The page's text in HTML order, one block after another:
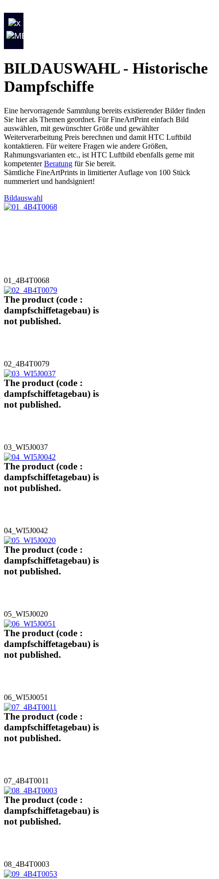
BILDAUSWAHL - Historische
Dampfschiffe
Eine hervorragende Sammlung bereits existierender Bilder finden
Sie hier als Themen geordnet. Für FineArtPrint einfach Bild
auswählen, mit gewünschter Größe und gewählter
Weiterverarbeitung Preis berechnen und damit HTC Luftbild
kontaktieren. Für weitere Fragen wie andere Größen,
Rahmungsvarianten etc., ist HTC Luftbild ebenfalls gerne mit
kompetenterBeratung für Sie bereit.
Sämtliche FineArtPrints in limitierter Auflage von 100 Stück
nummeriert und handsigniert!
Bildauswahl
01_4B4T0068
The product (code :
dampfschiffetagebau) is
not published.
02_4B4T0079
The product (code :
dampfschiffetagebau) is
not published.
03_WI5J0037
The product (code :
dampfschiffetagebau) is
not published.
04_WI5J0042
The product (code :
dampfschiffetagebau) is
not published.
05_WI5J0020
The product (code :
dampfschiffetagebau) is
not published.
06_WI5J0051
The product (code :
dampfschiffetagebau) is
not published.
07_4B4T0011
The product (code :
dampfschiffetagebau) is
not published.
08_4B4T0003